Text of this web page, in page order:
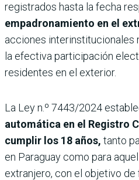
registrados hasta la fecha
empadronamiento en el
acciones interinstitucionales
la efectiva participación
residentes en el exterior.
La Ley n.º 7443/2024
automática en el Registro
cumplir los 18 años, tanto
en Paraguay como para
extranjero, con el objetivo